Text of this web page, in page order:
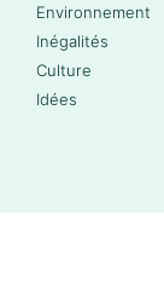
Environnement
Inégalités
Culture
Idées